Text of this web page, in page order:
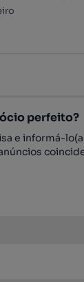
perfeito?
e informá-